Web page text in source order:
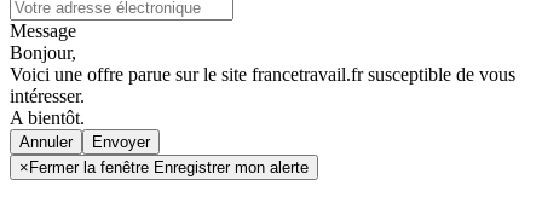
Message
Bonjour,
Voici une offre parue sur le site francetravail.fr susceptible de vous
intéresser.
A bientôt.
Annuler
× Fermer la fenêtre Enregistrer mon alerte